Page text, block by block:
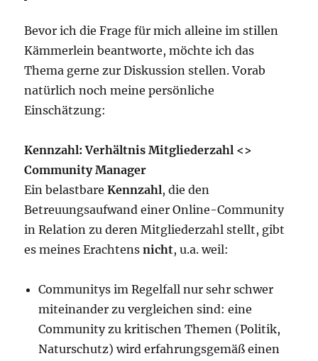
Bevor ich die Frage für mich alleine im stillen
Kämmerlein beantworte, möchte ich das
Thema gerne zur Diskussion stellen. Vorab
natürlich noch meine persönliche
Einschätzung:
Kennzahl: Verhältnis Mitgliederzahl <>
Community Manager
Ein belastbareKennzahl, die den
Betreuungsaufwand einer Online-Community
in Relation zu deren Mitgliederzahl stellt, gibt
es meines Erachtensnicht, u.a. weil:
Communitys im Regelfall nur sehr schwer
miteinander zu vergleichen sind: eine
Community zu kritischen Themen (Politik,
Naturschutz) wird erfahrungsgemäß einen